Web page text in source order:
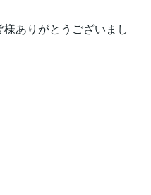
ありがとうございまし